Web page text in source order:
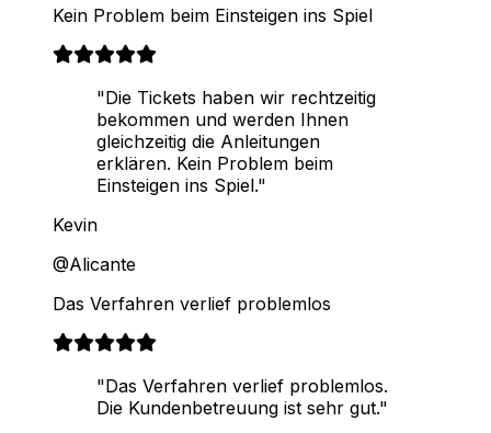
Kein Problem beim Einsteigen ins Spiel
"Die Tickets haben wir rechtzeitig
bekommen und werden Ihnen
gleichzeitig die Anleitungen
erklären. Kein Problem beim
Einsteigen ins Spiel."
Kevin
@Alicante
Das Verfahren verlief problemlos
"Das Verfahren verlief problemlos.
Die Kundenbetreuung ist sehr gut."